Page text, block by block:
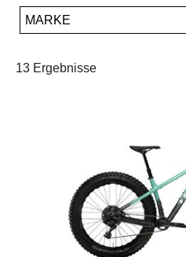
MARKE
13 Ergebnisse